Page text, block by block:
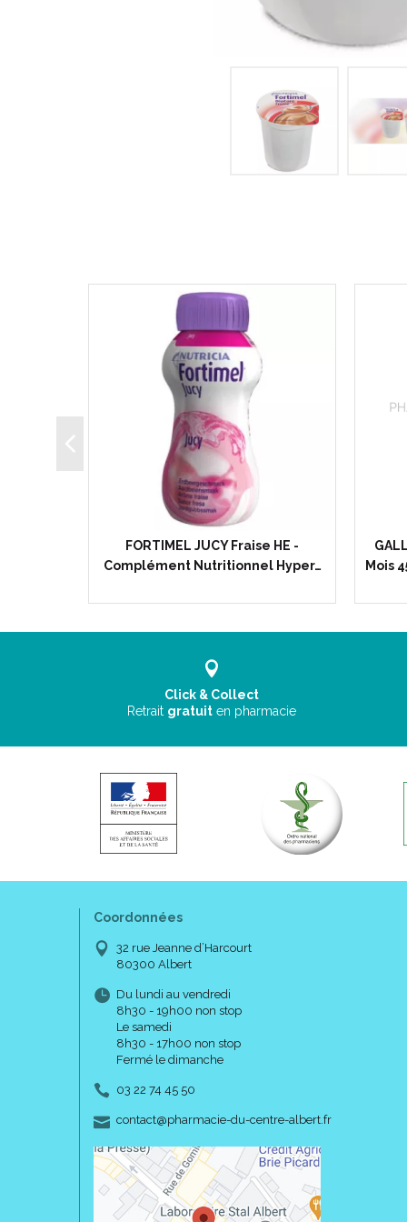
FORTIMEL JUCY Fraise HE -
Complément Nutritionnel Hyper…
Mois
Click & Collect
Retrait gratuit en pharmacie
Coordonnées
32 rue Jeanne d’Harcourt
80300 Albert
Du lundi au vendredi
8h30 - 19h00 non stop
Le samedi
8h30 - 17h00 non stop
Fermé le dimanche
03 22 74 45 50
contact-
@-
pharmacie-du-centre-albert.fr